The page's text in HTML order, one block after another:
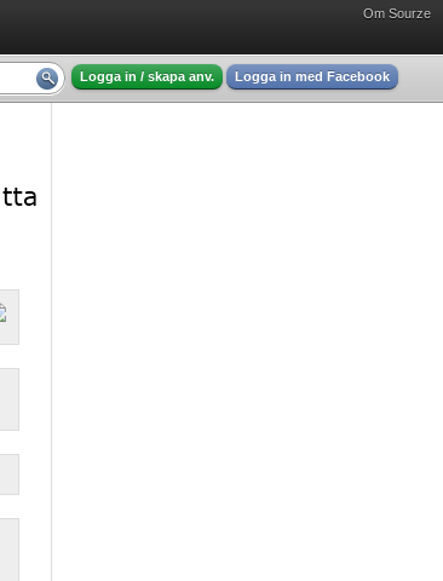
Om Sourze
Logga in / skapa anv. Logga in med Facebook